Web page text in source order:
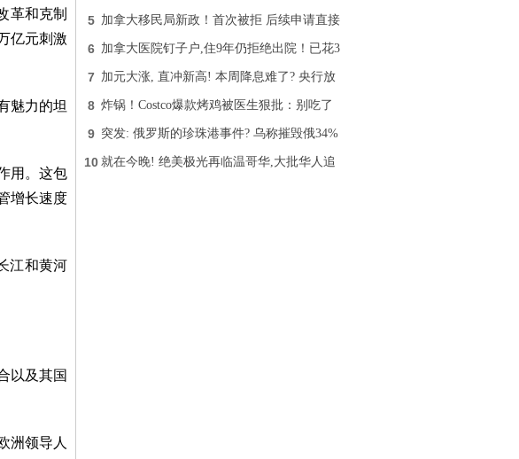
革和克制
亿元刺激
魅力的坦
用。这包
增长速度
江和黄河
以及其国
洲领导人
5 加拿大移民局新政！首次被拒 后续申请直接
6 加拿大医院钉子户,住9年仍拒绝出院！已花3
7 加元大涨, 直冲新高! 本周降息难了? 央行放
8 炸锅！Costco爆款烤鸡被医生狠批：别吃了
9 突发: 俄罗斯的珍珠港事件? 乌称摧毁俄34%
10 就在今晚! 绝美极光再临温哥华,大批华人追